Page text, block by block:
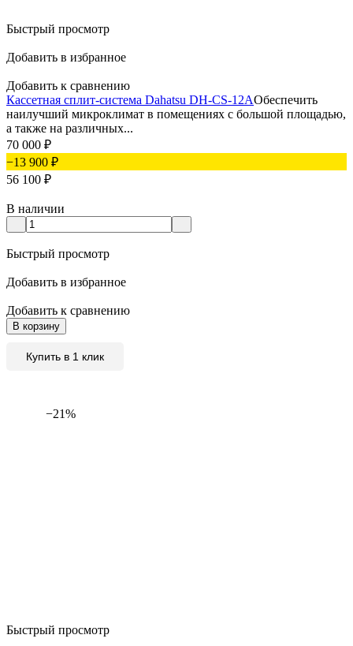
Быстрый просмотр
Добавить в избранное
Добавить к сравнению
Кассетная сплит-система Dahatsu DH-CS-12AОбеспечить
наилучший микроклимат в помещениях с большой площадью,
а также на различных...
70 000 ₽
−13 900 ₽
56 100 ₽
В наличии
Быстрый просмотр
Добавить в избранное
Добавить к сравнению
В корзину
Купить в 1 клик
−21%
Быстрый просмотр